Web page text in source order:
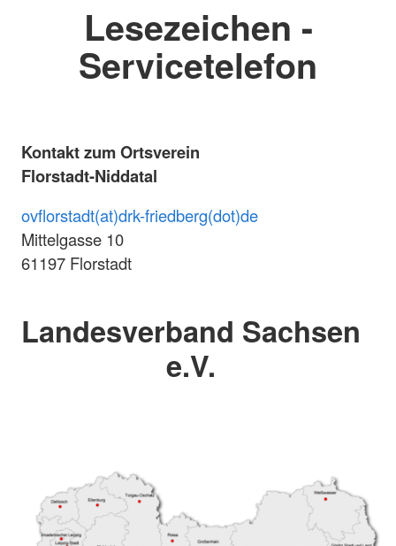
Lesezeichen -
Servicetelefon
Kontakt zum Ortsverein
Florstadt-Niddatal
ovflorstadt(at)drk-friedberg(dot)de
Mittelgasse 10
61197 Florstadt
Landesverband Sachsen
e.V.